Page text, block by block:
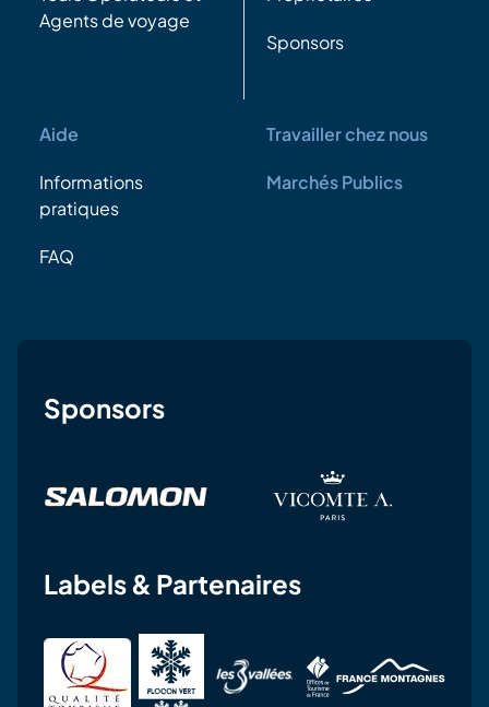
Agents de voyage
Sponsors
Aide
Informations
pratiques
FAQ
Travailler chez nous
Marchés Publics
Sponsors
Labels & Partenaires